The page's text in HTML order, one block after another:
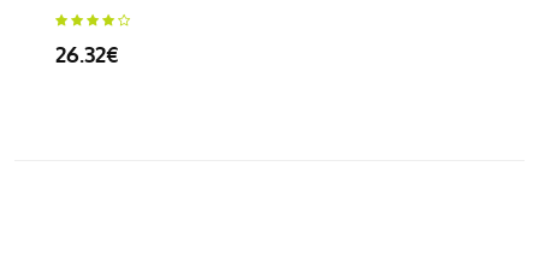
26.32€